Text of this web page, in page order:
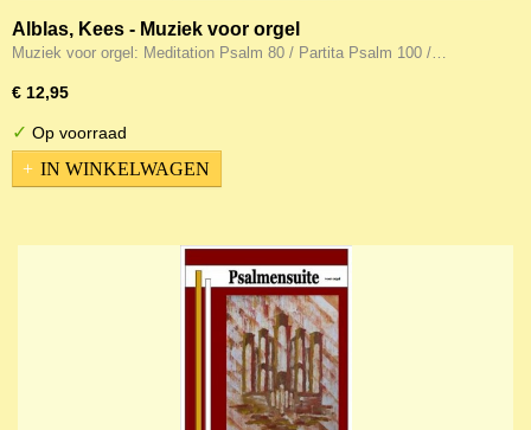
Alblas, Kees - Muziek voor orgel
Muziek voor orgel: Meditation Psalm 80 / Partita Psalm 100 /…
€ 12,95
✓ Op voorraad
IN WINKELWAGEN